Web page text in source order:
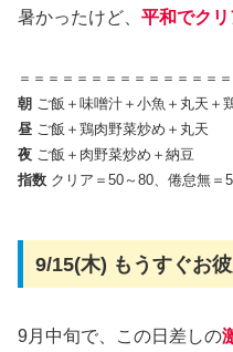
暑かったけど、 平和でクリ
＝＝＝＝＝＝＝＝＝＝＝＝＝＝
朝 ご飯＋味噌汁＋小魚＋丸天＋
昼 ご飯＋鶏肉野菜炒め＋丸天
夜 ご飯＋肉野菜炒め＋納豆
指数 クリア＝50～80、倦怠無＝
9/15(木) もうすぐお
9月中旬で、この日差しの